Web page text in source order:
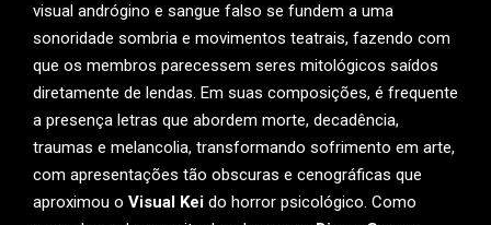
visual andrógino e sangue falso se fundem a uma
sonoridade sombria e movimentos teatrais, fazendo com
que os membros parecessem seres mitológicos saídos
diretamente de lendas. Em suas composições, é frequente
a presença letras que abordem morte, decadência,
traumas e melancolia, transformando sofrimento em arte,
com apresentações tão obscuras e cenográficas que
aproximou o Visual Kei do horror psicológico. Como